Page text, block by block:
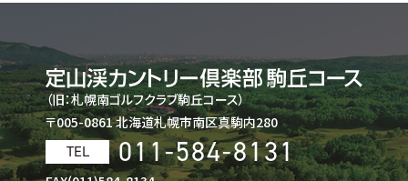
（旧：札幌南ゴルフクラブ駒丘コース）
〒005-0861 北海道札幌市南区真駒内280
TEL 011-584-8131